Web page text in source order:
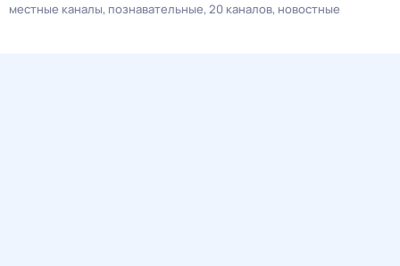
местные каналы познавательные 20 каналов новостные